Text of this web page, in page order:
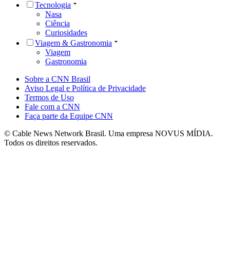
Tecnologia
Nasa
Ciência
Curiosidades
Viagem & Gastronomia
Viagem
Gastronomia
Sobre a CNN Brasil
Aviso Legal e Política de Privacidade
Termos de Uso
Fale com a CNN
Faça parte da Equipe CNN
© Cable News Network Brasil. Uma empresa NOVUS MÍDIA.
Todos os direitos reservados.